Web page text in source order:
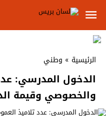
الرئيسية » وطني
الدخول المدرسي:
والخصوصي وقيمة